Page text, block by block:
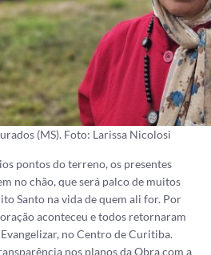
(MS). Foto: Larissa Nicolosi
pontos do terreno, os presentes
no chão, que será palco de muitos
Santo na vida de quem ali for. Por
aconteceu e todos retornaram
no Centro de Curitiba.
nos planos da Obra com a